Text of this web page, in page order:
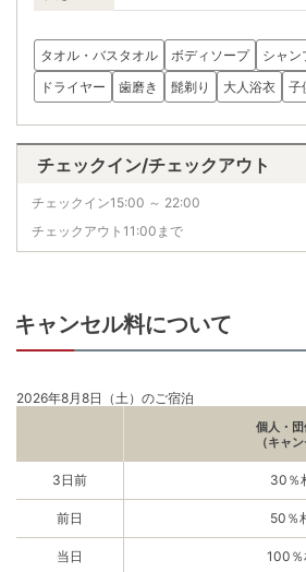
タオル・バスタオル ボディソープ
シャン
ドライヤー
歯磨き 髭剃り 大人浴衣 子
チェックイン/チェックアウト
チェックイン15:00 ～ 22:00
チェックアウト11:00まで
キャンセル料について
2026年8月8日（土）のご宿泊
個人・
（キャ
3日前 30％
前日 50％
当日 100％